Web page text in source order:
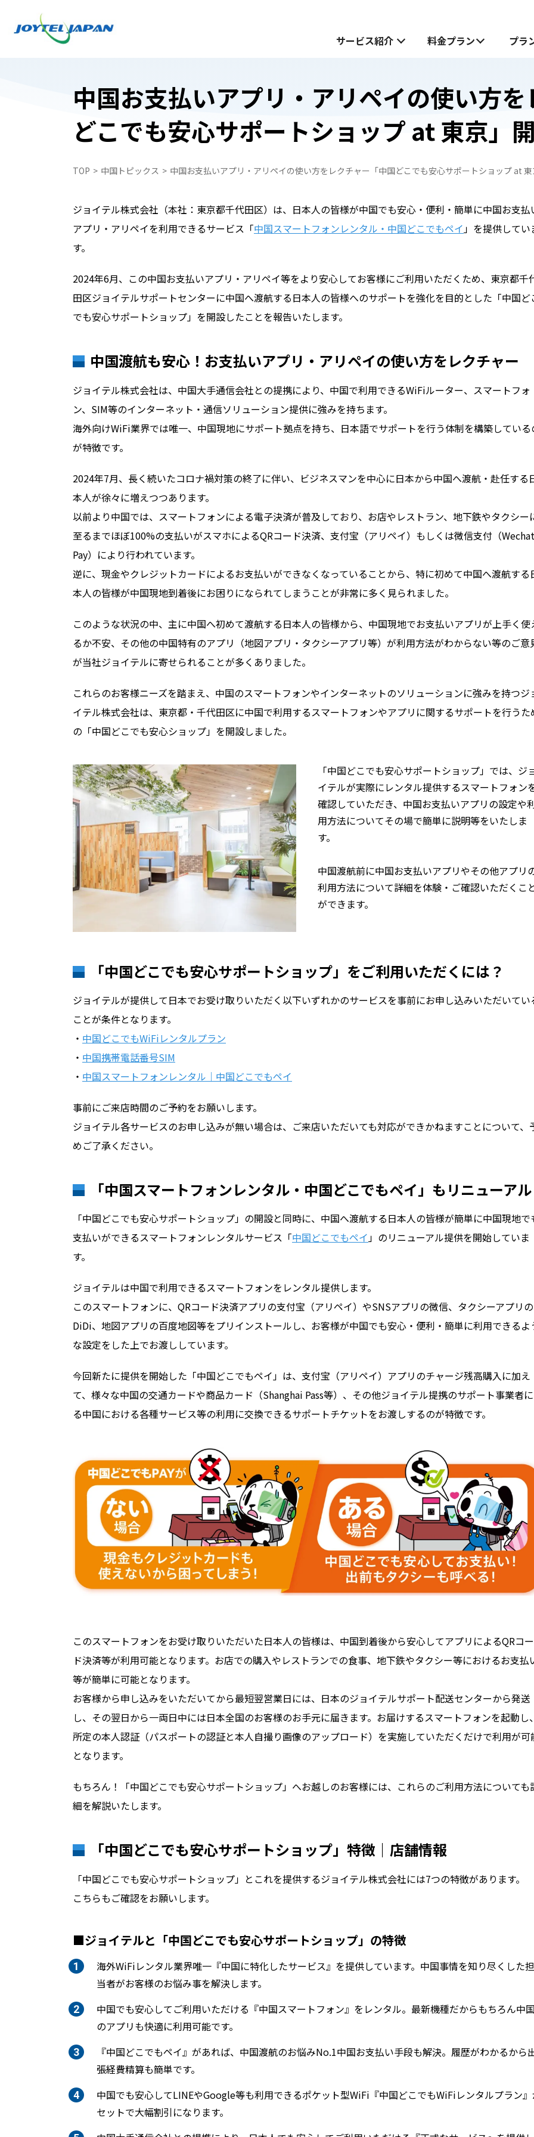
サービス紹介
サービス紹介
日本でお受け取り
WiFiレンタルプラン受取・返却
中国スマートフォンレンタル・中国どこでも
中国でお受け取り
無料お試し申し込みフォーム
中国どこでもWiFiモバイルプラン
JOYTEL SIMとは
料金プラン
日本でお受け取り
中国携帯電話番号SIM
ペイ
自動見積フォーム
中国でお受け取り
中国どこでもWiFiモバイルプラン
プラ
中国お支払いアプリ・アリペイの使い方
どこでも安心サポートショップ at 東京」
TOP 中国トピックス 中国お支払いアプリ・アリペイの使い方をレクチャー「中国どこでも安心サポートショップ at
ジョイテル株式会社（本社：東京都千代田区）は、日本人の皆様が中国でも安心・便利・簡単に中国お支払
アプリ・アリペイを利用できるサービス「中国スマートフォンレンタル・中国どこでもペイ」を提供してい
す。
2024年6月、この中国お支払いアプリ・アリペイ等をより安心してお客様にご利用いただくため、東京都千
田区ジョイテルサポートセンターに中国へ渡航する日本人の皆様へのサポートを強化を目的とした「中国ど
でも安心サポートショップ」を開設したことを報告いたします。
中国渡航も安心！お支払いアプリ・アリペイの使い方をレクチャー
ジョイテル株式会社は、中国大手通信会社との提携により、中国で利用できるWiFiルーター、スマートフォ
ン、SIM等のインターネット・通信ソリューション提供に強みを持ちます。
海外向けWiFi業界では唯一、中国現地にサポート拠点を持ち、日本語でサポートを行う体制を構築している
が特徴です。
2024年7月、長く続いたコロナ禍対策の終了に伴い、ビジネスマンを中心に日本から中国へ渡航・赴任する
本人が徐々に増えつつあります。
以前より中国では、スマートフォンによる電子決済が普及しており、お店やレストラン、地下鉄やタクシー
至るまでほぼ100%の支払いがスマホによるQRコード決済、支付宝（アリペイ）もしくは微信支付（Wechat
Pay）により行われています。
逆に、現金やクレジットカードによるお支払いができなくなっていることから、特に初めて中国へ渡航する
本人の皆様が中国現地到着後にお困りになられてしまうことが非常に多く見られました。
このような状況の中、主に中国へ初めて渡航する日本人の皆様から、中国現地でお支払いアプリが上手く使
るか不安、その他の中国特有のアプリ（地図アプリ・タクシーアプリ等）が利用方法がわからない等のご意
が当社ジョイテルに寄せられることが多くありました。
これらのお客様ニーズを踏まえ、中国のスマートフォンやインターネットのソリューションに強みを持つジ
イテル株式会社は、東京都・千代田区に中国で利用するスマートフォンやアプリに関するサポートを行うた
の「中国どこでも安心ショップ」を開設しました。
「中国どこでも安心サポートショップ」では、ジ
イテルが実際にレンタル提供するスマートフォン
確認していただき、中国お支払いアプリの設定や
用方法についてその場で簡単に説明等をいたしま
す。
中国渡航前に中国お支払いアプリやその他アプリ
利用方法について詳細を体験・ご確認いただくこ
ができます。
「中国どこでも安心サポートショップ」をご利用いただくには？
ジョイテルが提供して日本でお受け取りいただく以下いずれかのサービスを事前にお申し込みいただいてい
ことが条件となります。
・ 中国どこでもWiFiレンタルプラン
・ 中国携帯電話番号SIM
・ 中国スマートフォンレンタル｜中国どこでもペイ
事前にご来店時間のご予約をお願いします。
ジョイテル各サービスのお申し込みが無い場合は、ご来店いただいても対応ができかねますことについて、
めご了承ください。
「中国スマートフォンレンタル・中国どこでもペイ」もリニューアル
「中国どこでも安心サポートショップ」の開設と同時に、中国へ渡航する日本人の皆様が簡単に中国現地で
支払いができるスマートフォンレンタルサービス「中国どこでもペイ」のリニューアル提供を開始していま
す。
ジョイテルは中国で利用できるスマートフォンをレンタル提供します。
このスマートフォンに、QRコード決済アプリの支付宝（アリペイ）やSNSアプリの微信、タクシーアプリの
DiDi、地図アプリの百度地図等をプリインストールし、お客様が中国でも安心・便利・簡単に利用できるよ
な設定をした上でお渡ししています。
今回新たに提供を開始した「中国どこでもペイ」は、支付宝（アリペイ）アプリのチャージ残高購入に加え
て、様々な中国の交通カードや商品カード（Shanghai Pass等）、その他ジョイテル提携のサポート事業者
る中国における各種サービス等の利用に交換できるサポートチケットをお渡しするのが特徴です。
このスマートフォンをお受け取りいただいた日本人の皆様は、中国到着後から安心してアプリによるQRコー
ド決済等が利用可能となります。お店での購入やレストランでの食事、地下鉄やタクシー等におけるお支払
等が簡単に可能となります。
お客様から申し込みをいただいてから最短翌営業日には、日本のジョイテルサポート配送センターから発送
し、その翌日から一両日中には日本全国のお客様のお手元に届きます。お届けするスマートフォンを起動し
所定の本人認証（パスポートの認証と本人自撮り画像のアップロード）を実施していただくだけで利用が可
となります。
もちろん！「中国どこでも安心サポートショップ」へお越しのお客様には、これらのご利用方法についても
細を解説いたします。
「中国どこでも安心サポートショップ」特徴｜店舗情報
「中国どこでも安心サポートショップ」とこれを提供するジョイテル株式会社には7つの特徴があります。
こちらもご確認をお願いします。
■ジョイテルと「中国どこでも安心サポートショップ」の特徴
海外WiFiレンタル業界唯一『中国に特化したサービス』を提供しています。中国事情を知り尽くした担
当者がお客様のお悩み事を解決します。
中国でも安心してご利用いただける『中国スマートフォン』をレンタル。最新機種だからもちろん中
のアプリも快適に利用可能です。
『中国どこでもペイ』があれば、中国渡航のお悩みNo.1中国お支払い手段も解決。履歴がわかるから
張経費精算も簡単です。
中国でも安心してLINEやGoogle等も利用できるポケット型WiFi『中国どこでもWiFiレンタルプラン
セットで大幅割引になります。